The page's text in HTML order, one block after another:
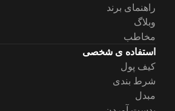
راهنمای برند
وبلاگ
مخاطب
استفاده ی شخصی
کیف پول
شرط بندی
مبدل